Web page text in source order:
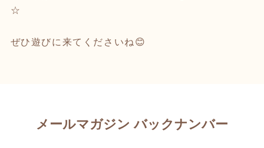
☆
ぜひ遊びに来てくださいね😊
メールマガジン バックナンバー